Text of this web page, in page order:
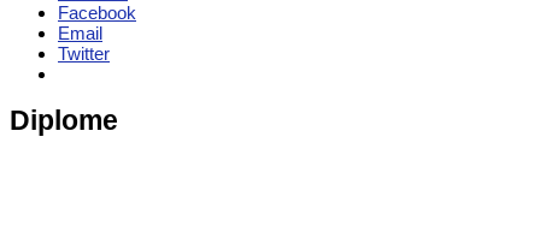
Facebook
Email
Twitter
Diplome